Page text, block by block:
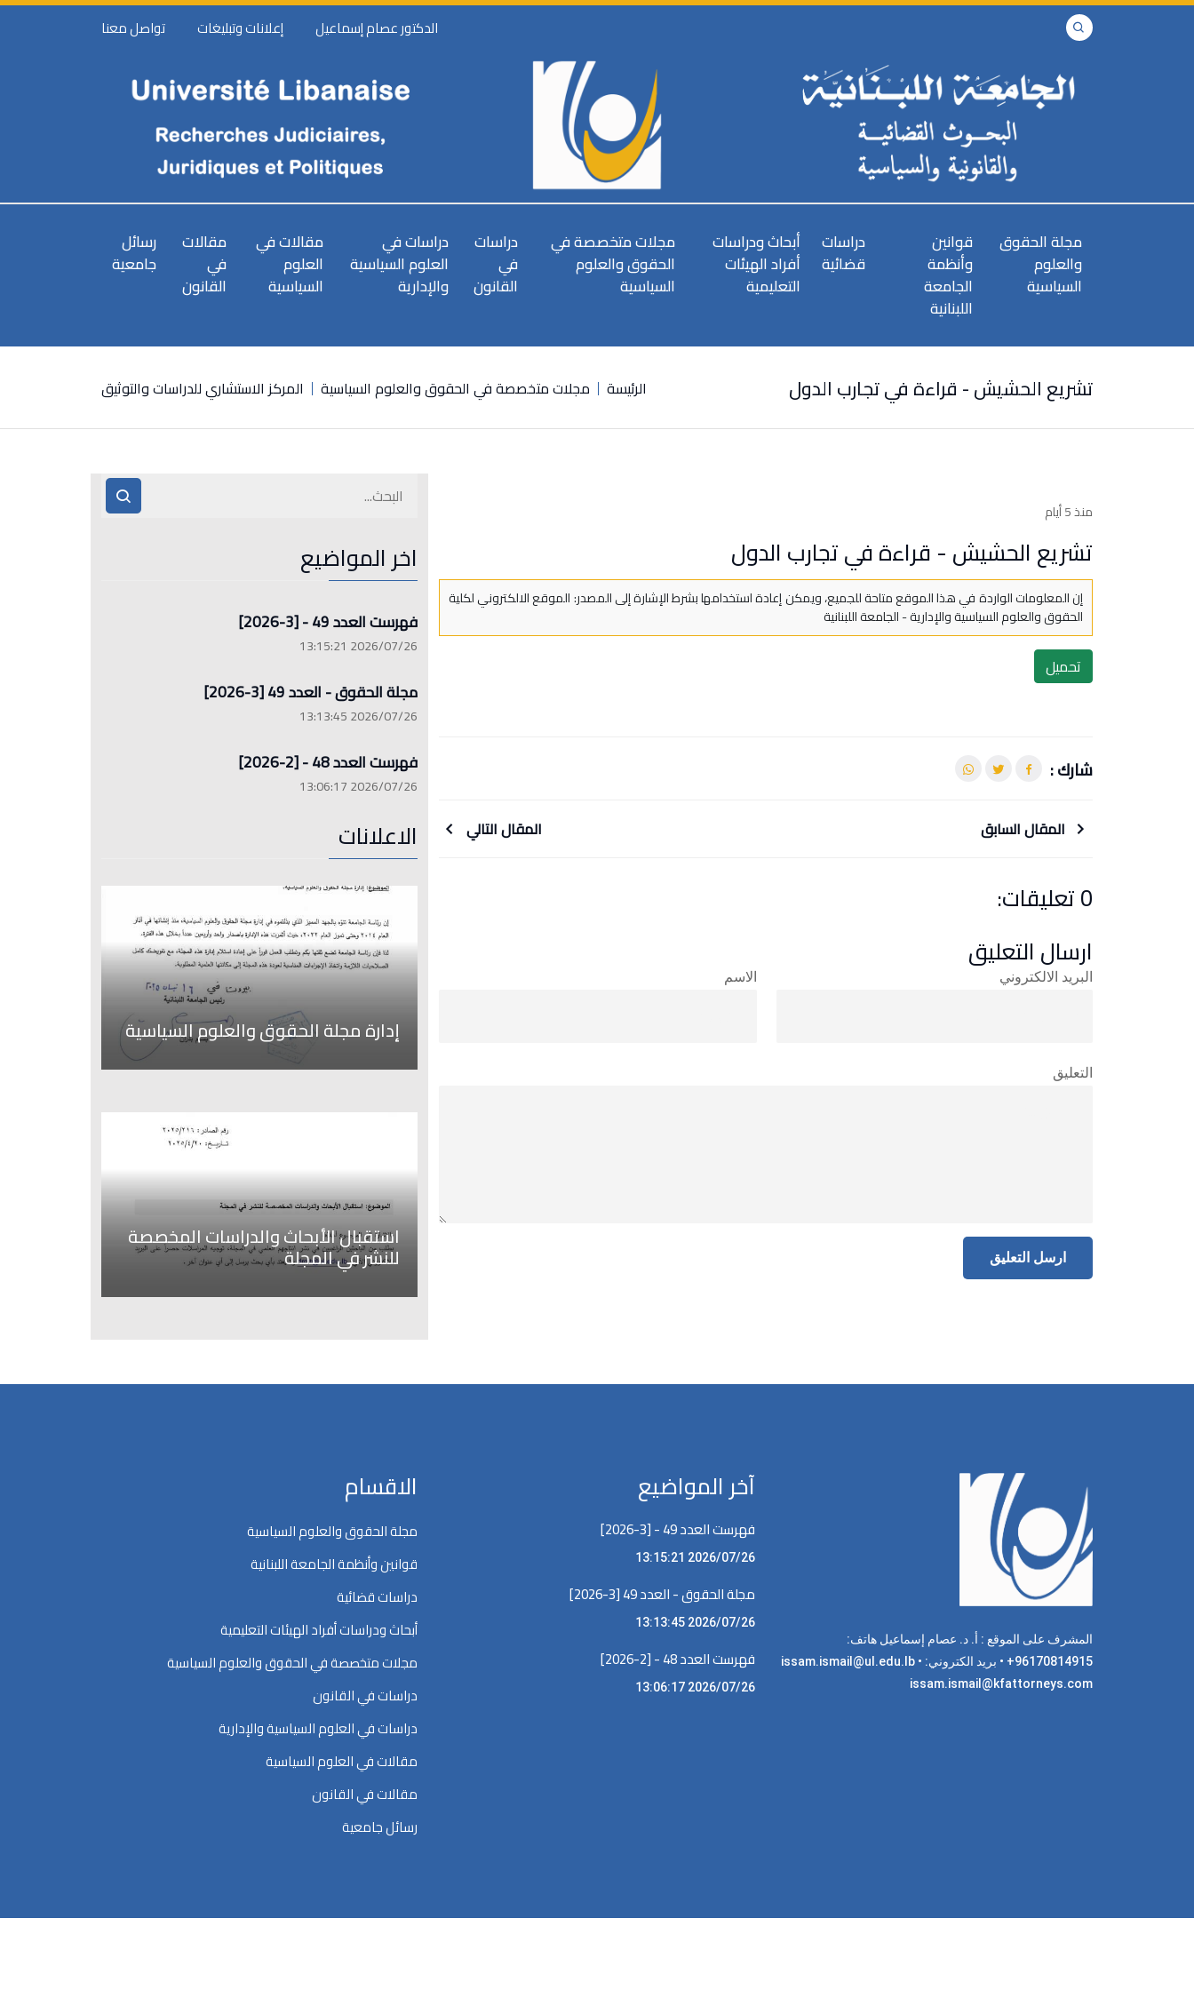
الدكتور عصام إسماعيل إعلانات وتبليغات تواصل معنا
مجلة الحقوق
والعلوم
السياسية
قوانين
وأنظمة
الجامعة
اللبنانية
دراسات
قضائية
أبحاث ودراسات
أفراد الهيئات
التعليمية
مجلات متخصصة في
الحقوق والعلوم
السياسية
دراسات
في
القانون
دراسات في
العلوم السياسية
والإدارية
مقالات في
العلوم
السياسية
مقالات
في
القانون
رسائل
جامعية
تشريع الحشيش - قراءة في تجارب الدول الرئيسة مجلات متخصصة في الحقوق والعلوم السياسية المركز الاستشاري للدراسات والتوثيق
منذ 5 أيام
تشريع الحشيش - قراءة في تجارب الدول
إن المعلومات الواردة في هذا الموقع متاحة للجميع، ويمكن إعادة استخدامها بشرط الإشارة إلى المصدر: الموقع الالكتروني لكلية
الحقوق والعلوم السياسية والإدارية - الجامعة اللبنانية
تحميل
شارك :
المقال السابق المقال التالي
0 تعليقات:
ارسال التعليق
الاسم البريد الالكتروني
التعليق
اخر المواضيع
فهرست العدد 49 - [3-2026]
2026/07/26 13:15:21
مجلة الحقوق - العدد 49 [3-2026]
2026/07/26 13:13:45
فهرست العدد 48 - [2-2026]
2026/07/26 13:06:17
الاعلانات
إدارة مجلة الحقوق والعلوم السياسية
استقبال الأبحاث والدراسات المخصصة
للنشر في المجلة
المشرف على الموقع : أ. د. عصام إسماعيل هاتف:
96170814915+ • بريد الكتروني: issam.ismail@ul.edu.lb •
issam.ismail@kfattorneys.com
آخر المواضيع
فهرست العدد 49 - [3-2026]
2026/07/26 13:15:21
مجلة الحقوق - العدد 49 [3-2026]
2026/07/26 13:13:45
فهرست العدد 48 - [2-2026]
2026/07/26 13:06:17
الاقسام
مجلة الحقوق والعلوم السياسية
قوانين وأنظمة الجامعة اللبنانية
دراسات قضائية
أبحاث ودراسات أفراد الهيئات التعليمية
مجلات متخصصة في الحقوق والعلوم السياسية
دراسات في القانون
دراسات في العلوم السياسية والإدارية
مقالات في العلوم السياسية
مقالات في القانون
رسائل جامعية